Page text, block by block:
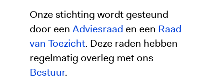
Onze stichting wordt gesteund
door een Adviesraad en een Raad
van Toezicht. Deze raden hebben
regelmatig overleg met ons
Bestuur.